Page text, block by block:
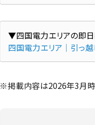
四国電力エリア｜引っ
※掲載内容は2026年3月時